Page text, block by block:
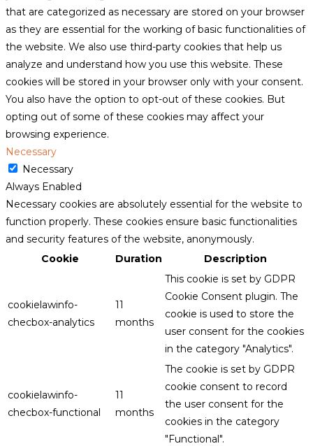
that are categorized as necessary are stored on your browser
as they are essential for the working of basic functionalities of
the website. We also use third-party cookies that help us
analyze and understand how you use this website. These
cookies will be stored in your browser only with your consent.
You also have the option to opt-out of these cookies. But
opting out of some of these cookies may affect your
browsing experience.
Necessary
Necessary
Always Enabled
Necessary cookies are absolutely essential for the website to
function properly. These cookies ensure basic functionalities
and security features of the website, anonymously.
Cookie
Duration Description
cookielawinfo-
checbox-analytics
11
months
This cookie is set by GDPR
Cookie Consent plugin. The
cookie is used to store the
user consent for the cookies
in the category "Analytics".
cookielawinfo-
checbox-functional
11
months
The cookie is set by GDPR
cookie consent to record
the user consent for the
cookies in the category
"Functional".